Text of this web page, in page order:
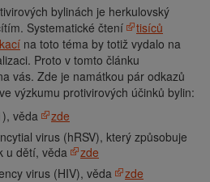
bylinách je herkulovský
Systematické čtení
tisíců
na toto téma by totiž vydalo na
Proto v tomto článku
vás. Zde je namátkou pár odkazů
výzkumu protivirových účinků bylin:
věda
zde
virus (hRSV), který způsobuje
u dětí, věda
zde
virus (HIV), věda
zde